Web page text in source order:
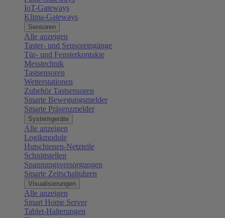
IoT-Gateways
Klima-Gateways
Sensoren
Alle anzeigen
Taster- und Sensoreingänge
Tür- und Fensterkontakte
Messtechnik
Tastsensoren
Wetterstationen
Zubehör Tastsensoren
Smarte Bewegungsmelder
Smarte Präsenzmelder
Systemgeräte
Alle anzeigen
Logikmodule
Hutschienen-Netzteile
Schnittstellen
Spannungsversorgungen
Smarte Zeitschaltuhren
Visualisierungen
Alle anzeigen
Smart Home Server
Tablet-Halterungen